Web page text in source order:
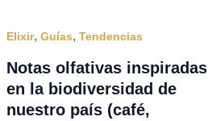
Elixir, Guías, Tendencias
Notas olfativas inspiradas
en la biodiversidad de
nuestro país (café,